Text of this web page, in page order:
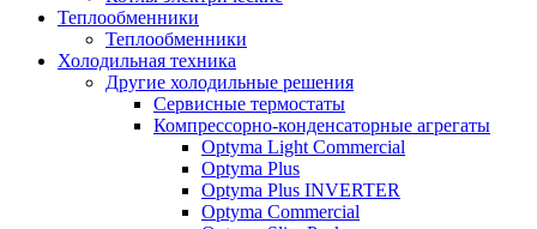
Теплообменники
Теплообменники
Холодильная техника
Другие холодильные решения
Сервисные термостаты
Компрессорно-конденсаторные агрегаты
Optyma Light Commercial
Optyma Plus
Optyma Plus INVERTER
Optyma Commercial